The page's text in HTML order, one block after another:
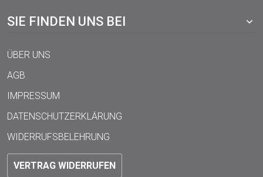
SIE FINDEN UNS BEI
ÜBER UNS
AGB
IMPRESSUM
DATENSCHUTZERKLÄRUNG
WIDERRUFSBELEHRUNG
VERTRAG WIDERRUFEN